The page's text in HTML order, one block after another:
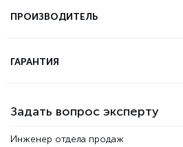
Задать вопрос эксперту
Инженер отдела продаж
ПРОИЗВОДИТЕЛЬ
ГАРАНТИЯ